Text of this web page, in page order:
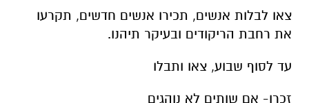
צאו לבלות אנשים, תכירו אנשים חדשים, תקרעו
את רחבת הריקודים ובעיקר תיהנו.
עד לסוף שבוע, צאו ותבלו
זכרו- אם שותים לא נוהגים